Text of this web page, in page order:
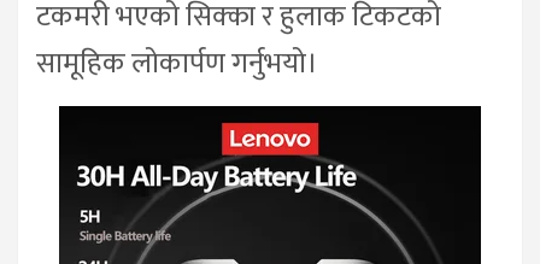
टकमरी भएको सिक्का र हुलाक टिकटको
सामूहिक लोकार्पण गर्नुभयो।